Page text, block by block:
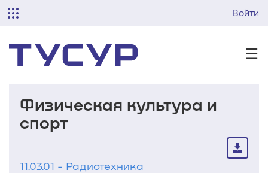
Войти
☰
Физическая культура и
спорт
11.03.01 - Радиотехника